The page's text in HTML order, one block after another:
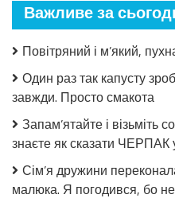
Важливе за
Повітряний і м’який,
Один раз так капусту
завжди. Просто смакота
Запам’ятайте і візьміть
знаєте як сказати ЧЕРПАК
Сім’я дружини
малюка. Я погодився, бо